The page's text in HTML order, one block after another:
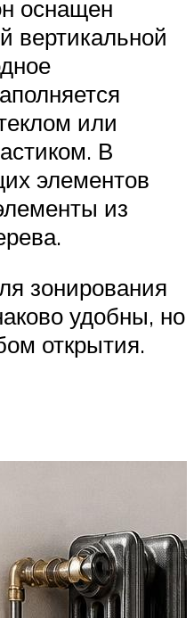
оснащен
вертикальной
или
В
элементов
из
зонирования
удобны, но
открытия.